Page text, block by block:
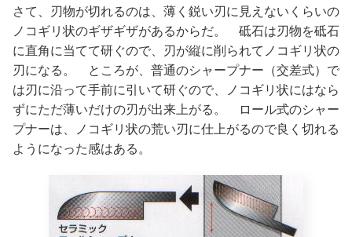
さて、刃物が切れるのは、薄く鋭い刃に見えないくらいの
ノコギリ状のギザギザがあるからだ。 砥石は刃物を砥石
に直角に当てて研ぐので、刃が縦に削られてノコギリ状の
刃になる。 ところが、普通のシャープナー（交差式）で
は刃に沿って手前に引いて研ぐので、ノコギリ状にはなら
ずにただ薄いだけの刃が出来上がる。 ロール式のシャー
プナーは、ノコギリ状の荒い刃に仕上がるので良く切れる
ようになった感はある。